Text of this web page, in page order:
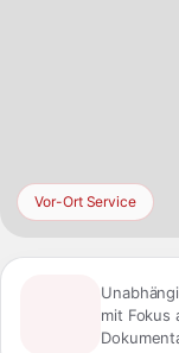
Vor-Ort Service
mit Fokus